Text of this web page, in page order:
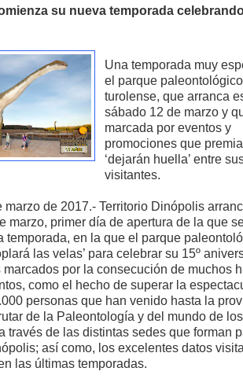
su nueva temporada
Una temporada muy
el parque paleontológico
turolense, que arranca
sábado 12 de marzo y
marcada por eventos y
promociones que
‘dejarán huella’ entre
visitantes.
marzo de 2017.- Territorio Dinópolis
marzo, primer día de apertura de la que
temporada, en la que el parque
las velas’ para celebrar su 15º
marcados por la consecución de muchos
como el hecho de superar la
personas que han venido hasta la
de la Paleontología y del mundo de los
través de las distintas sedes que forman
así como, los excelentes datos
las últimas temporadas.